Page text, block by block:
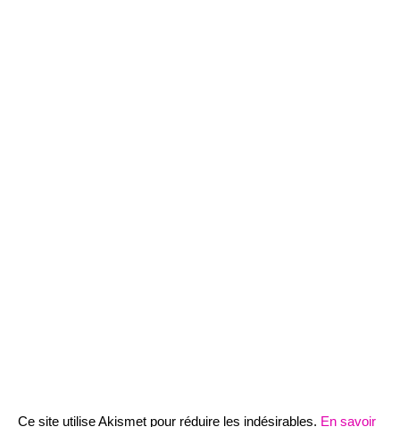
Ce site utilise Akismet pour réduire les indésirables. En savoir